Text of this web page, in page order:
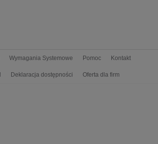
Wymagania Systemowe Pomoc Kontakt
Deklaracja dostępności Oferta dla firm